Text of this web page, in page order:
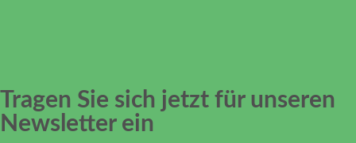
Tragen Sie sich jetzt für unseren
Newsletter ein